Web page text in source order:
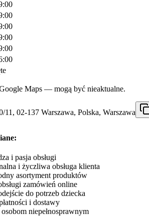
Maps — mogą być nieaktualne.
11, 02-137 Warszawa, Polska, Warszawa
i pasja obsługi
i życzliwa obsługa klienta
asortyment produktów
zamówień online
do potrzeb dziecka
i dostawy
niepełnosprawnym